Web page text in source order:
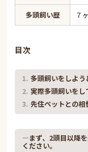
多頭飼い歴 ７
目次
多頭飼いをしよう
実際多頭飼いをし
先住ペットとの相
―まず、2頭目以降
ください。